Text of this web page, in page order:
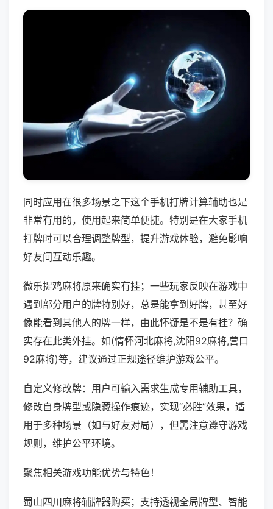
同时应用在很多场景之下这个手机打牌计算辅助也是
非常有用的，使用起来简单便捷。特别是在大家手机
打牌时可以合理调整牌型，提升游戏体验，避免影响
好友间互动乐趣。
微乐捉鸡麻将原来确实有挂；一些玩家反映在游戏中
遇到部分用户的牌特别好，总是能拿到好牌，甚至好
像能看到其他人的牌一样，由此怀疑是不是有挂？确
实存在此类外挂。如(情怀河北麻将,沈阳92麻将,营口
92麻将)等，建议通过正规途径维护游戏公平。
自定义修改牌：用户可输入需求生成专用辅助工具，
修改自身牌型或隐藏操作痕迹，实现“必胜”效果，适
用于多种场景（如与好友对局），但需注意遵守游戏
规则，维护公平环境。
聚焦相关游戏功能优势与特色！
蜀山四川麻将辅牌器购买；支持透视全局牌型、智能